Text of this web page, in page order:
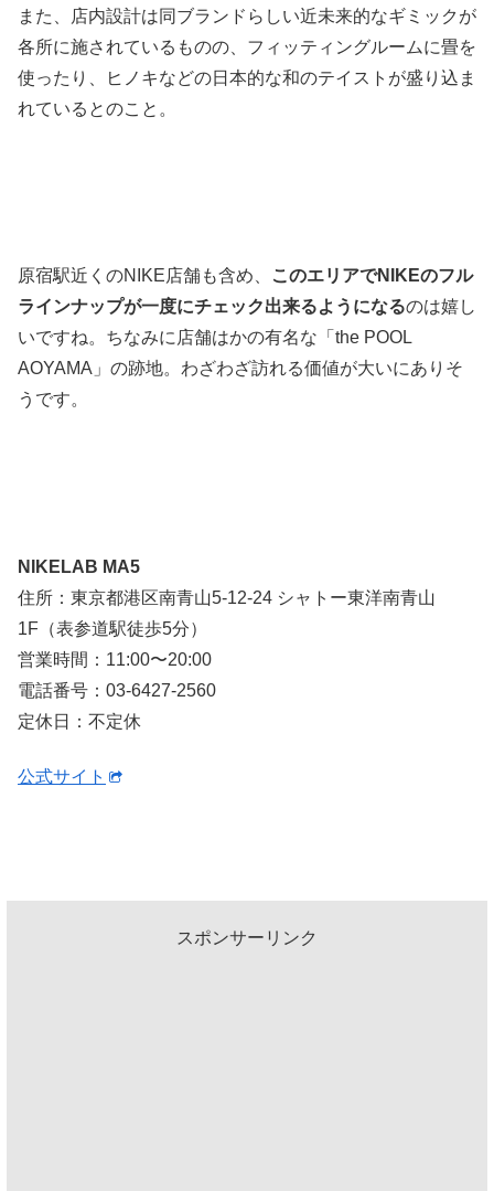
また、店内設計は同ブランドらしい近未来的なギミックが
各所に施されているものの、フィッティングルームに畳を
使ったり、ヒノキなどの日本的な和のテイストが盛り込ま
れているとのこと。
原宿駅近くのNIKE店舗も含め、
このエリアでNIKEのフル
ラインナップが一度にチェック出来るようになるのは嬉し
いですね。ちなみに店舗はかの有名な「the POOL
AOYAMA」の跡地。わざわざ訪れる価値が大いにありそ
うです。
NIKELAB MA5
住所：東京都港区南青山5-12-24 シャトー東洋南青山
1F（表参道駅徒歩5分）
営業時間：11:00〜20:00
電話番号：03-6427-2560
定休日：不定休
公式サイト
スポンサーリンク